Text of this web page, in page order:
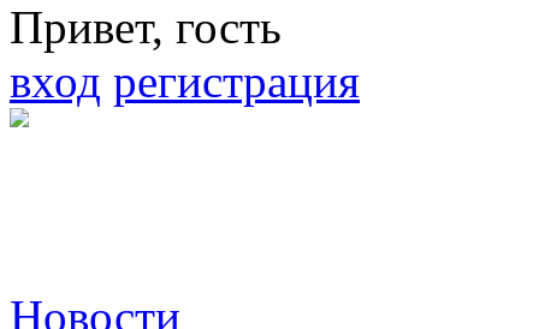
Привет, гость
вход регистрация
Новости